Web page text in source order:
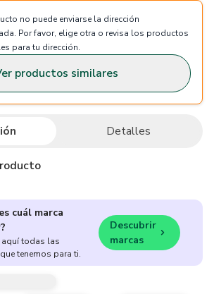
no puede enviarse la dirección
Por favor, elige otra o revisa los productos
para tu dirección.
productos similares
Detalles
cuál marca
aquí todas las
tenemos para ti.
Descubrir
marcas